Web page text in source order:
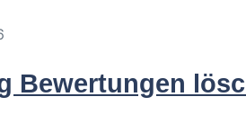
Bewertungen